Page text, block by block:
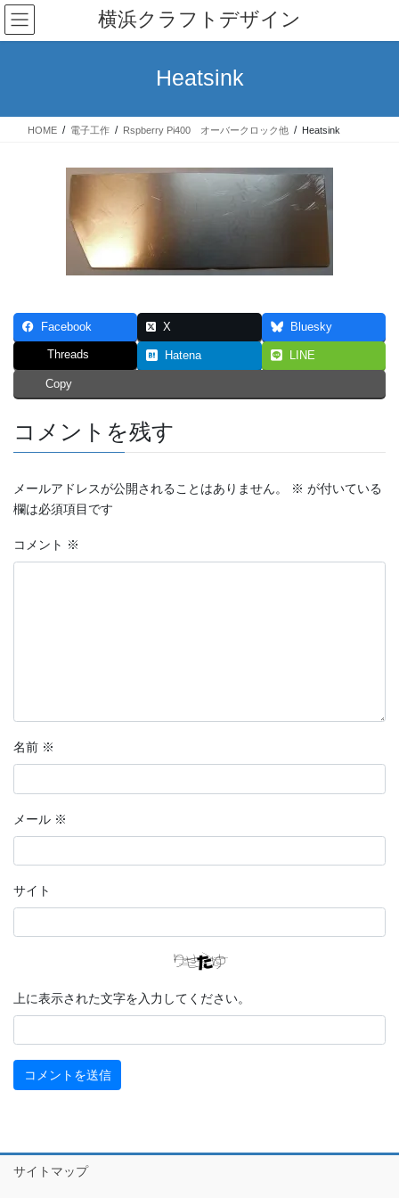
コ
ン
テ
ス
ナ
ビ
ゲ
ン
横浜クラフトデザイン
Heatsink
HOME 電子工作 Rspberry Pi400 オーバークロック他 Heatsink
Facebook X Bluesky
Threads Hatena LINE
Copy
コメントを残す
メールアドレスが公開されることはありません。 ※ が付いている
欄は必須項目です
コメント ※
名前 ※
メール ※
サイト
上に表示された文字を入力してください。
サイトマップ